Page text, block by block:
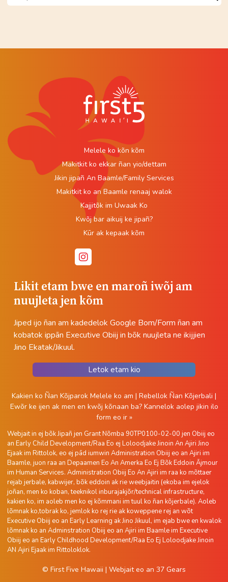
Likit etam bwe en maroñ iwõj am
nuujleta jen kõm
Jiped ijo ñan am kadedelok Google Bom/Form ñan am
kobatok ippān Executive Obiij in bõk nuujleta ne ikijjien
Jino Ekatak/Jikuul.
Letok etam kio
Melele ko kõn kõm
Makitkit ko ekkar ñan yio/dettam
Jikin jipañ An Baamle/Family Services
Makitkit ko an Baamle renaaj walok
Kajjitõk im Uwaak Ko
Kwõj bar aikuij ke jipañ?
Kūr ak kepaak kõm
Kakien ko Ñan Kõjparok Melele ko am | Rebellok Ñan Kõjerbali |
Ewõr ke ijen ak men en kwõj kõnaan ba? Kannelok aolep jikin ilo
form eo ir »
Webjait in ej bõk Jipañ jen Grant Nõmba 90TP0100-02-00 jen Obiij eo
an Early Child Development/Raa Eo ej Loloodjake Jinoin An Ajiri Jino
Ejaak im Rittolok, eo ej pād iumwin Administration Obiij eo an Ajiri im
Baamle, juon raa an Depaamen Eo An Amerka Eo Ej Bõk Eddoin Ājmour
im Human Services. Administration Obiij Eo An Ajiri im raa ko mõttaer
rejab jerbale, kabwijer, bõk eddoin ak rie weebjaitin (ekoba im ejelok
joñan, men ko koban, teeknikol inburajakjõr/technical infrastructure,
kakien ko, im aoleb men ko ej kõmmani im tuul ko ñan kõjerbale). Aoleb
lõmnak ko,tobrak ko, jemlok ko rej rie ak koweppene rej an wõt
Executive Obiij eo an Early Learning ak Jino Jikuul, im ejab bwe en kwalok
lõmnak ko an Adminstration Obiij eo an Ajiri im Baamle im Executive
Obiij eo an Early Childhood Development/Raa Eo Ej Loloodjake Jinoin
AN Ajiri Ejaak im Rittoloklok.
© First Five Hawaii | Webjait eo an 37 Gears